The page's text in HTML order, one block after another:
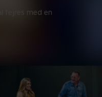
fejres med en